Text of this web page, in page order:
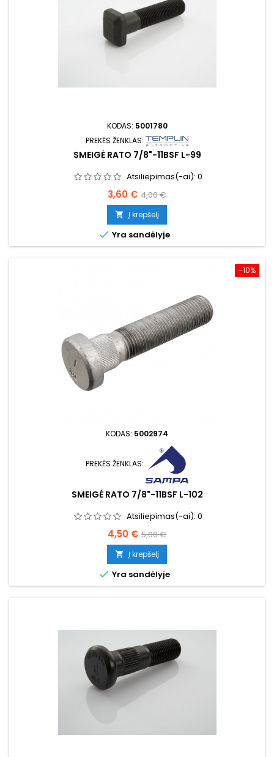
KODAS: 5001780
PREKĖS ŽENKLAS:
SMEIGĖ RATO 7/8"-11BSF L-99
Atsiliepimas(-ai): 0
Kaina
3,60 € Bazinė
kaina
4,00 €
 Į krepšelį
 Yra sandėlyje
−10%
KODAS: 5002974
PREKĖS ŽENKLAS:
SMEIGĖ RATO 7/8"-11BSF L-102
Atsiliepimas(-ai): 0
Kaina
4,50 € Bazinė
kaina
5,00 €
 Į krepšelį
 Yra sandėlyje